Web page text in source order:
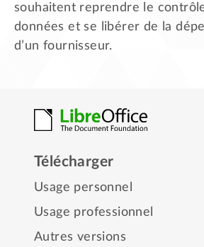
souhaitent reprendre le
données et se libérer de la
d’un fournisseur.
Télécharger
Usage personnel
Usage professionnel
Autres versions